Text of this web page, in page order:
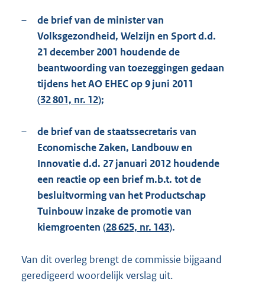
–
de brief van de minister van
Volksgezondheid, Welzijn en Sport d.d.
21 december 2001 houdende de
beantwoording van toezeggingen gedaan
tijdens het AO EHEC op 9 juni 2011
(32 801, nr. 12);
–
de brief van de staatssecretaris van
Economische Zaken, Landbouw en
Innovatie d.d. 27 januari 2012 houdende
een reactie op een brief m.b.t. tot de
besluitvorming van het Productschap
Tuinbouw inzake de promotie van
kiemgroenten (28 625, nr. 143).
Van dit overleg brengt de commissie bijgaand
geredigeerd woordelijk verslag uit.